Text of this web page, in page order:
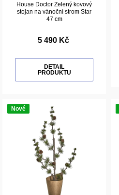
House Doctor Zelený kovový
stojan na vánoční strom Star
47 cm
5 490 Kč
DETAIL
PRODUKTU
Nové